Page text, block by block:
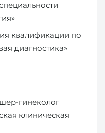
квалификации по
диагностика»
гинеколог
клиническая